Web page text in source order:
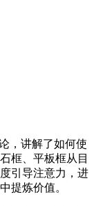
，讲解了如何使
框、平板框从目
引导注意力，进
提炼价值。